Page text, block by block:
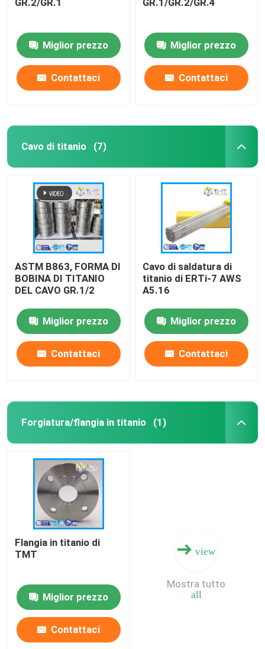
Miglior prezzo
Contattaci
Miglior prezzo
Contattaci
Cavo di titanio (7)
ASTM B863, FORMA DI
BOBINA DI TITANIO
DEL CAVO GR.1/2
Miglior prezzo
Contattaci
Cavo di saldatura di
titanio di ERTi-7 AWS
A5.16
Miglior prezzo
Contattaci
Forgiatura/flangia in titanio (1)
Flangia in titanio di
TMT
Miglior prezzo
Contattaci
view
all
Mostra tutto